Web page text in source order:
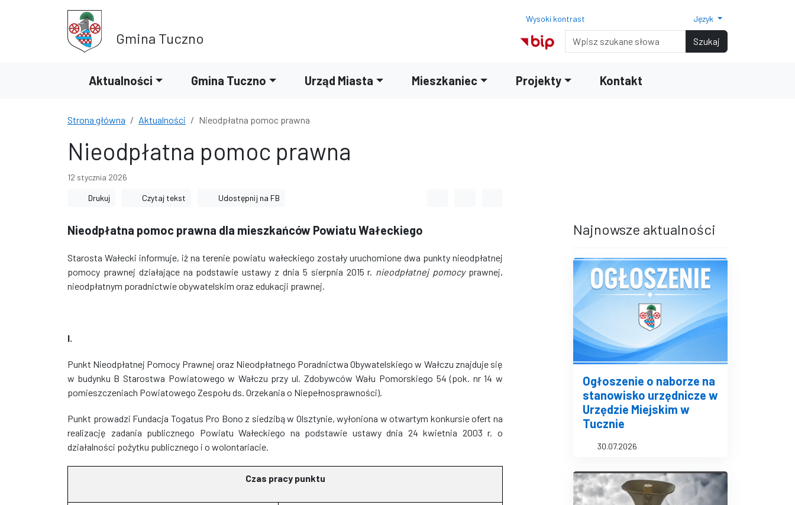
Przejdź do wyszukiwarki
Gmina Tuczno
Wysoki kontrast
Normalny rozmiar czcionki
Rozmiar czcionki 150%
Rozmiar czcionki 200%
Język
Wyszukiwarka Szukaj
Aktualności Gmina Tuczno Urząd Miasta Mieszkaniec Projekty Kontakt
Strona główna Aktualności Nieodpłatna pomoc prawna
Nieodpłatna pomoc prawna
12 stycznia 2026
Drukuj Czytaj tekst Udostępnij na FB
Nieodpłatna pomoc prawna dla mieszkańców Powiatu Wałeckiego
Starosta Wałecki informuje, iż na terenie powiatu wałeckiego zostały uruchomione dwa punkty nieodpłatnej
pomocy prawnej działające na podstawie ustawy z dnia 5 sierpnia 2015 r. nieodpłatnej pomocyprawnej,
nieodpłatnym poradnictwie obywatelskim oraz edukacji prawnej.
I.
Punkt Nieodpłatnej Pomocy Prawnej oraz Nieodpłatnego Poradnictwa Obywatelskiego w Wałczu znajduje się
w budynku B Starostwa Powiatowego w Wałczu przy ul. Zdobywców Wału Pomorskiego 54 (pok. nr 14 w
pomieszczeniach Powiatowego Zespołu ds. Orzekania o Niepełnosprawności).
Punkt prowadzi Fundacja Togatus Pro Bono z siedzibą w Olsztynie, wyłoniona w otwartym konkursie ofert na
realizację zadania publicznego Powiatu Wałeckiego na podstawie ustawy dnia 24 kwietnia 2003 r. o
działalności pożytku publicznego i o wolontariacie.
Czas pracy punktu
Najnowsze aktualności
Ogłoszenie o naborze na
stanowisko urzędnicze w
Urzędzie Miejskim w
Tucznie
30.07.2026